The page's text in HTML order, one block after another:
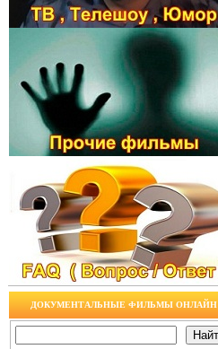
ДОКУМЕНТАЛЬНЫЕ ФИЛЬМЫ ОНЛАЙН